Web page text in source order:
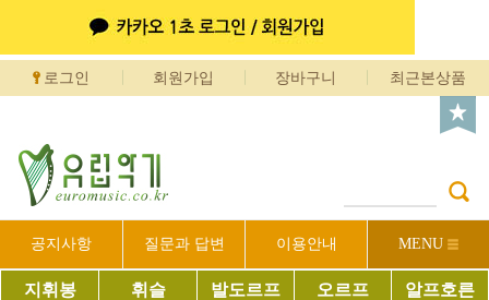
로그인 회원가입 장바구니 최근본상품
공지사항 질문과 답변 이용안내 MENU
지휘봉 휘슬 발도르프 오르프 알프호른